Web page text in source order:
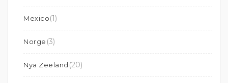
Mexico(1)
Norge (3)
Nya Zeeland (20)